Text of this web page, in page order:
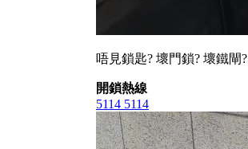
唔見鎖匙? 壞門鎖? 壞鐵閘?
開鎖熱線
5114 5114